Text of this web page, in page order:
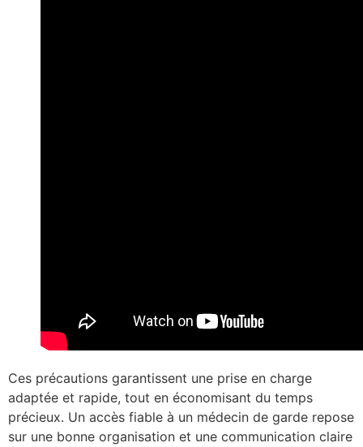
Ces précautions garantissent une prise en charge
adaptée et rapide, tout en économisant du temps
précieux. Un accès fiable à un médecin de garde repose
sur une bonne organisation et une communication claire